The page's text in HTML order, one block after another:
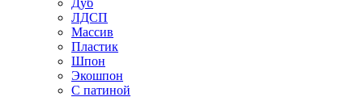
Дуб
ЛДСП
Массив
Пластик
Шпон
Экошпон
С патиной